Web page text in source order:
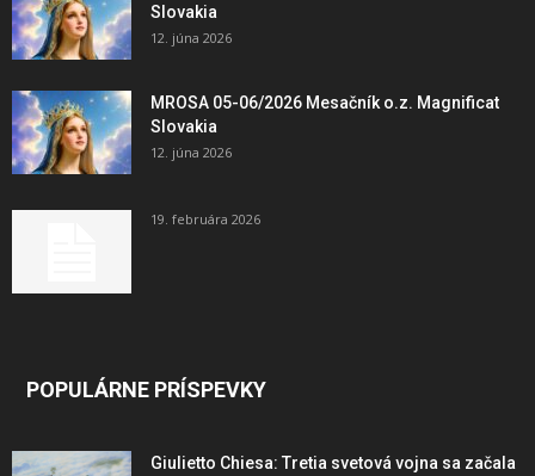
Slovakia
12. júna 2026
MROSA 05-06/2026 Mesačník o.z. Magnificat
Slovakia
12. júna 2026
19. februára 2026
POPULÁRNE PRÍSPEVKY
Giulietto Chiesa: Tretia svetová vojna sa začala